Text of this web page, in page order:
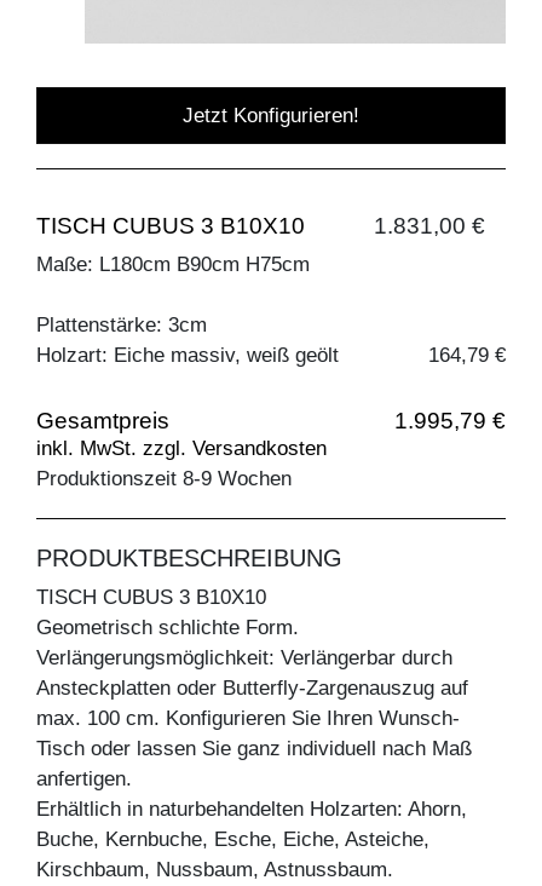
Jetzt Konfigurieren!
TISCH CUBUS 3 B10X10 1.831,00 €
Maße: L180cm B90cm H75cm
Plattenstärke: 3cm
Holzart: Eiche massiv, weiß geölt
164,79 €
Gesamtpreis 1.995,79 €
inkl. MwSt. zzgl. Versandkosten
Produktionszeit 8-9 Wochen
PRODUKTBESCHREIBUNG
TISCH CUBUS 3 B10X10
Geometrisch schlichte Form.
Verlängerungsmöglichkeit: Verlängerbar durch
Ansteckplatten oder Butterfly-Zargenauszug auf
max. 100 cm. Konfigurieren Sie Ihren Wunsch-
Tisch oder lassen Sie ganz individuell nach Maß
anfertigen.
Erhältlich in naturbehandelten Holzarten: Ahorn,
Buche, Kernbuche, Esche, Eiche, Asteiche,
Kirschbaum, Nussbaum, Astnussbaum.